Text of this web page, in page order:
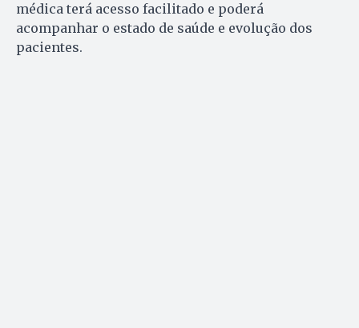
médica terá acesso facilitado e poderá
acompanhar o estado de saúde e evolução dos
pacientes.